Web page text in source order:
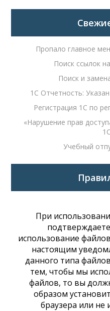
Пропало главное
Поиск ссылок
Поиск и
1С Отчетность:
Регистрация 1С по
«Нарушение прав
Учебный
При
использование
настоящим
данного типа
тем, чтобы мы
файлов, то вы
образом
браузера или не